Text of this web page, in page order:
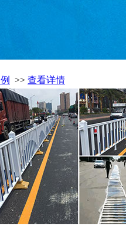
>> 查看详情